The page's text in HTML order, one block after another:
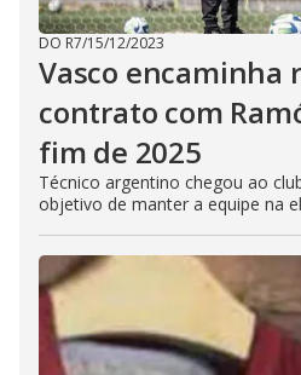
DO R7/15/12/2023
Vasco encaminha
contrato com
fim de 2025
Técnico argentino chegou ao
objetivo de manter a equipe na